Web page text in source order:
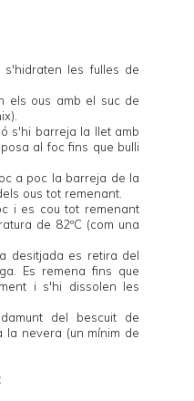
les fulles de
els ous amb el suc de
s'hi barreja la llet amb
al foc fins que bulli
a poc la barreja de la
ous tot remenant.
i es cou tot remenant
de 82ºC (com una
desitjada es retira del
Es remena fins que
i s'hi dissolen les
del bescuit de
la nevera (un mínim de